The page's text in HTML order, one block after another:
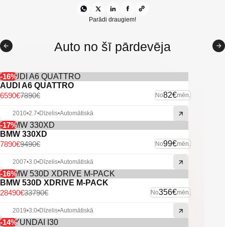
Multistūre.
VW multimedia/navigācija ar bluetooth savienojamību.
Priekšējie un aizmugurējie parkošanās sensori.
Miglas lukturi.
Vieglmetāla diski.
U.C. ekstras.
Parādi draugiem!
Auto no šī pārdevēja
-16%
AUDI A6 QUATTRO
No82€mēn.
7890€
6590€
2010•2.7•Dīzelis•Automātiskā
-17%
BMW 330XD
No99€mēn.
9490€
7890€
2007•3.0•Dīzelis•Automātiskā
-16%
BMW 530D XDRIVE M-PACK
No356€mēn.
33790€
28490€
2019•3.0•Dīzelis•Automātiskā
-14%